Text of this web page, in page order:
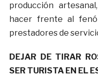
producción
hacer frente al
prestadores de
DEJAR DE TIRAR
SER TURISTA EN EL